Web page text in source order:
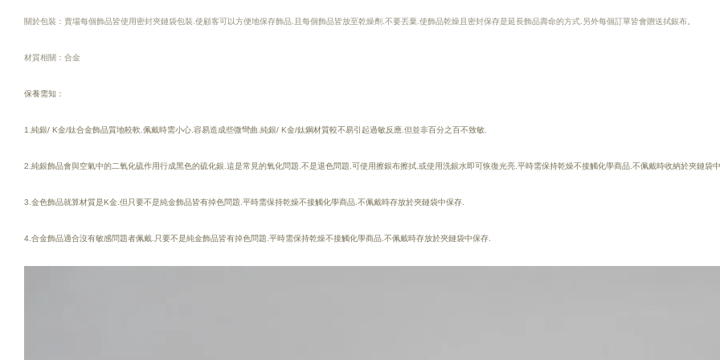
關於包裝：賣場每個飾品皆使用密封夾鏈袋包裝.使顧客可以方便地保存飾品.且每個飾品皆放至乾燥劑.不要丟棄.使飾品乾燥且密封保存是延長飾品壽命的方式.另外每個訂單皆會贈送拭銀布。
材質相關：合金
保養需知：
1.純銀/ K金/鈦合金飾品質地較軟.佩戴時需小心.容易造成些微彎曲.純銀/ K金/鈦鋼材質較不易引起過敏反應.但並非百分之百不致敏.
2.純銀飾品會與空氣中的二氧化硫作用行成黑色的硫化銀.這是常見的氧化問題.不是退色問題.可使用擦銀布擦拭.或使用洗銀水即可恢復光亮. 平時需保持乾燥不接觸化學商品. 不佩戴時收納於夾鏈袋
3.金色飾品就算材質是K金.但只要不是純金飾品皆有掉色問題.平時需保持乾燥不接觸化學商品.不佩戴時存放於夾鏈袋中保存.
4.合金飾品適合沒有敏感問題者佩戴.只要不是純金飾品皆有掉色問題.平時需保持乾燥不接觸化學商品.不佩戴時存放於夾鏈袋中保存.